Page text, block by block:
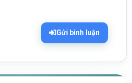
Gửi bình luận